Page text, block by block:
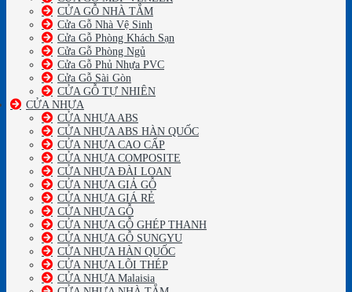
CỬA GỖ NHÀ TẮM
Cửa Gỗ Nhà Vệ Sinh
Cửa Gỗ Phòng Khách Sạn
Cửa Gỗ Phòng Ngủ
Cửa Gỗ Phủ Nhựa PVC
Cửa Gỗ Sài Gòn
CỬA GỖ TỰ NHIÊN
CỬA NHỰA
CỬA NHỰA ABS
CỬA NHỰA ABS HÀN QUỐC
CỬA NHỰA CAO CẤP
CỬA NHỰA COMPOSITE
CỬA NHỰA ĐÀI LOAN
CỬA NHỰA GIẢ GỖ
CỬA NHỰA GIÁ RẺ
CỬA NHỰA GỖ
CỬA NHỰA GỖ GHÉP THANH
CỬA NHỰA GỖ SUNGYU
CỬA NHỰA HÀN QUỐC
CỬA NHỰA LÕI THÉP
CỬA NHỰA Malaisia